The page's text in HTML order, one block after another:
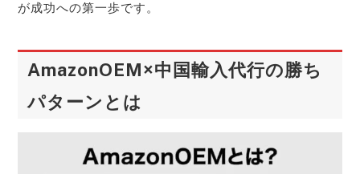
が成功への第一歩です。
AmazonOEM×中国輸入代行の勝ち
パターンとは